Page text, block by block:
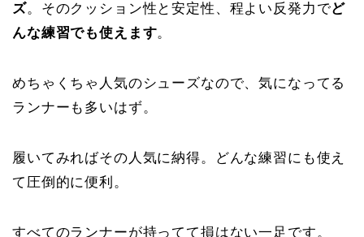
ズ。そのクッション性と安定性、程よい反発力でど
んな練習でも使えます。
めちゃくちゃ人気のシューズなので、気になってる
ランナーも多いはず。
履いてみればその人気に納得。どんな練習にも使え
て圧倒的に便利。
すべてのランナーが持ってて損はない一足です。